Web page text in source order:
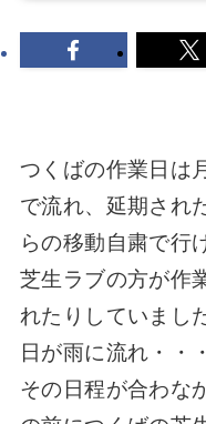
つくばの作業日は
で流れ、延期され
らの移動自粛で行
芝生ラブの方が作
れたりしていまし
日が雨に流れ・・
その日程が合わな